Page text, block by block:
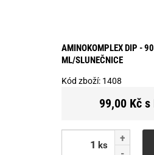
AMINOKOMPLEX DIP - 90
ML/SLUNEČNICE
Kód zboží: 1408
99,00 Kč s
ks